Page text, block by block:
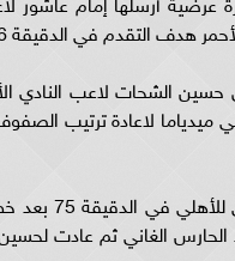
هدف التقدم في الدقيقة 66.
عن طريق حسين الشحات لاعب
ميدياما لاعادة ترتيب
واستطاع
الغاني ثم عادت لحسين